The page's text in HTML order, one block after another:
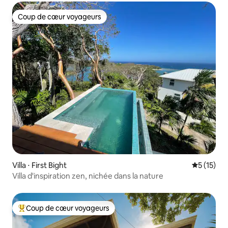
Coup de cœur voyageurs
Coup de cœur voyageurs
Villa ⋅ First Bight
5 (15)
Villa d'inspiration zen, nichée dans la nature
Coups de cœur voyageurs les plus appréciés
Coup de cœur voyageurs